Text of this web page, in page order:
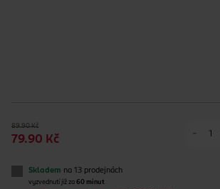
89.90 Kč
79.90 Kč
-
Skladem na 13 prodejnách
vyzvednutí již za 60 minut